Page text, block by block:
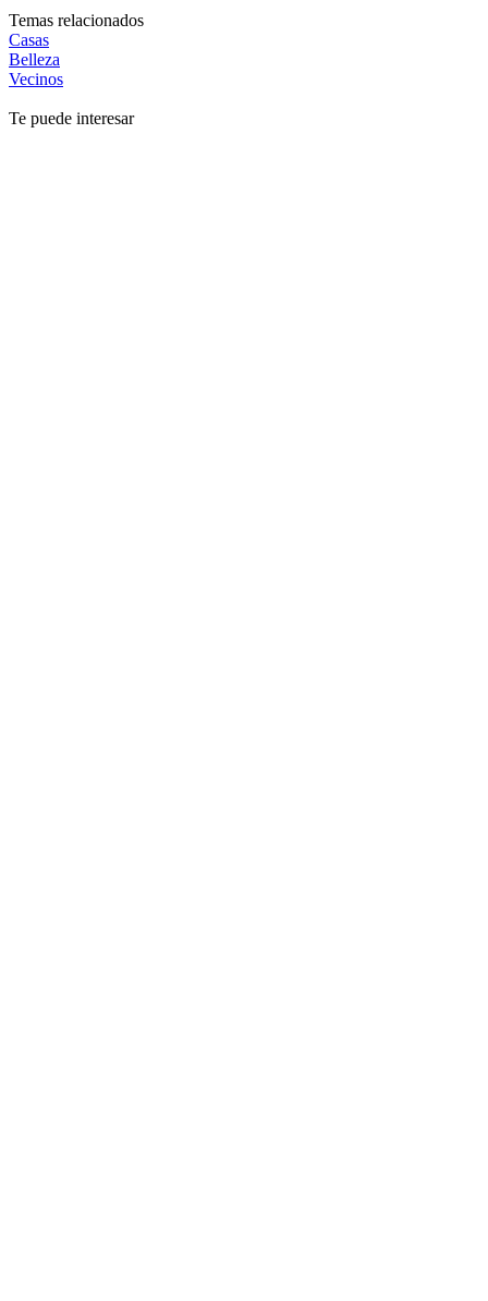
Temas relacionados
Casas
Belleza
Vecinos
Te puede interesar